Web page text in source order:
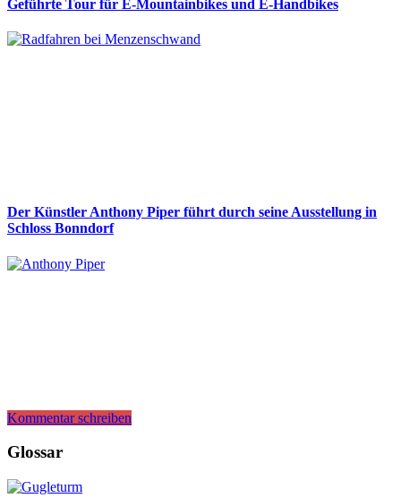
Geführte Tour für E-Mountainbikes und E-Handbikes
Der Künstler Anthony Piper führt durch seine Ausstellung in
Schloss Bonndorf
Kommentar schreiben
Glossar